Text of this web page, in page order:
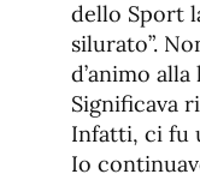
dello Sport
silurato”.
d’animo
Significava
Infatti, ci fu
Io